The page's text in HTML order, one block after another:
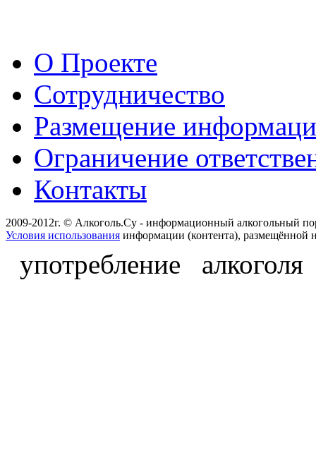
О Проекте
Сотрудничество
Размещение
Ограничение
Контакты
2009-2012г. © Алкоголь.Су - информационный алкогольный
Условия использования информации (контента), размещённой
употребление